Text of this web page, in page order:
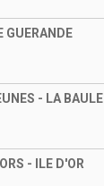
GUERANDE
- LA BAULE
- ILE D'OR